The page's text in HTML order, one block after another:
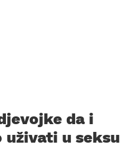
da i
uživati u seksu